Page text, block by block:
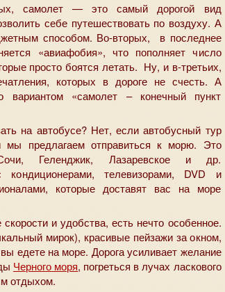
самолет — это самый дорогой вид
себе путешествовать по воздуху. А
способом. Во-вторых, в последнее
«авиафобия», что пополняет число
просто боятся летать. Ну, и в-третьих,
которых в дороге не счесть. А
вариантом «самолет – конечный пункт
на автобусе? Нет, если автобусный тур
мы предлагаем отправиться к морю. Это
Геленджик, Лазаревское и др.
телевизорами, DVD и
которые доставят вас на море
и удобства, есть нечто особенное.
мирок), красивые пейзажи за окном,
едете на море. Дорога усиливает желание
Черного моря, погреться в лучах ласкового
отдыхом.